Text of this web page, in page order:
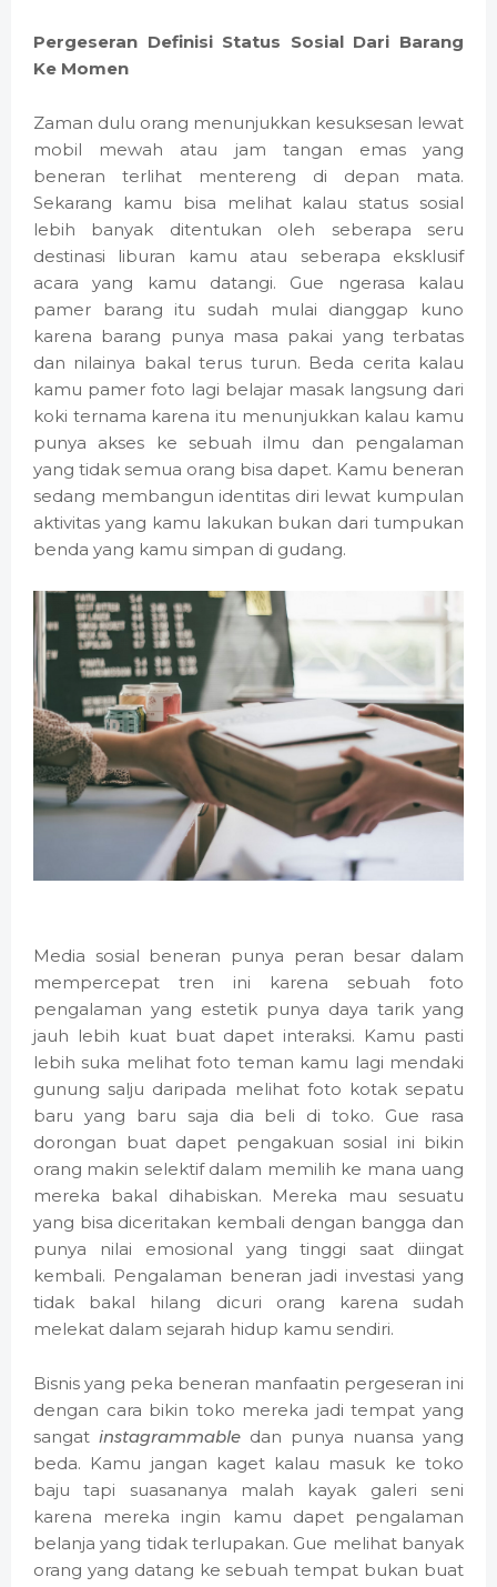
Pergeseran Definisi Status Sosial Dari Barang
Ke Momen
Zaman dulu orang menunjukkan kesuksesan lewat
mobil mewah atau jam tangan emas yang
beneran terlihat mentereng di depan mata.
Sekarang kamu bisa melihat kalau status sosial
lebih banyak ditentukan oleh seberapa seru
destinasi liburan kamu atau seberapa eksklusif
acara yang kamu datangi. Gue ngerasa kalau
pamer barang itu sudah mulai dianggap kuno
karena barang punya masa pakai yang terbatas
dan nilainya bakal terus turun. Beda cerita kalau
kamu pamer foto lagi belajar masak langsung dari
koki ternama karena itu menunjukkan kalau kamu
punya akses ke sebuah ilmu dan pengalaman
yang tidak semua orang bisa dapet. Kamu beneran
sedang membangun identitas diri lewat kumpulan
aktivitas yang kamu lakukan bukan dari tumpukan
benda yang kamu simpan di gudang.
Media sosial beneran punya peran besar dalam
mempercepat tren ini karena sebuah foto
pengalaman yang estetik punya daya tarik yang
jauh lebih kuat buat dapet interaksi. Kamu pasti
lebih suka melihat foto teman kamu lagi mendaki
gunung salju daripada melihat foto kotak sepatu
baru yang baru saja dia beli di toko. Gue rasa
dorongan buat dapet pengakuan sosial ini bikin
orang makin selektif dalam memilih ke mana uang
mereka bakal dihabiskan. Mereka mau sesuatu
yang bisa diceritakan kembali dengan bangga dan
punya nilai emosional yang tinggi saat diingat
kembali. Pengalaman beneran jadi investasi yang
tidak bakal hilang dicuri orang karena sudah
melekat dalam sejarah hidup kamu sendiri.
Bisnis yang peka beneran manfaatin pergeseran ini
dengan cara bikin toko mereka jadi tempat yang
sangat instagrammable dan punya nuansa yang
beda. Kamu jangan kaget kalau masuk ke toko
baju tapi suasananya malah kayak galeri seni
karena mereka ingin kamu dapet pengalaman
belanja yang tidak terlupakan. Gue melihat banyak
orang yang datang ke sebuah tempat bukan buat